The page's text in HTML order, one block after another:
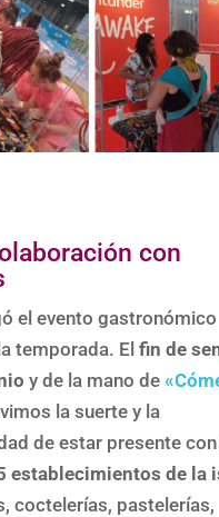
con
el evento gastronómico
temporada. El fin de
y de la mano de
la suerte y la
de estar presente
establecimientos de la
coctelerías, pastelerías,